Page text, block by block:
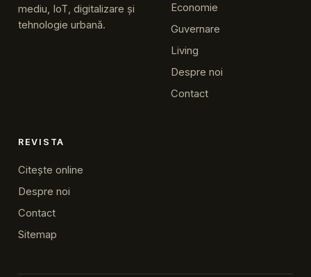
mediu, IoT, digitalizare și
tehnologie urbană.
Economie
Guvernare
Living
Despre noi
Contact
REVISTA
Citește online
Despre noi
Contact
Sitemap